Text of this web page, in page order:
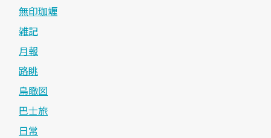
無印珈竰
雑記
月報
路眺
鳥瞰図
巴士旅
日常